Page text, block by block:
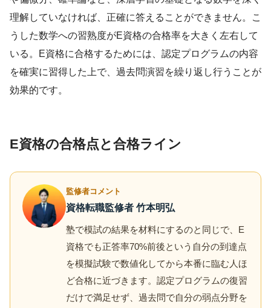
理解していなければ、正確に答えることができません。こ
うした数学への習熟度がE資格の合格率を大きく左右して
いる。E資格に合格するためには、認定プログラムの内容
を確実に習得した上で、過去問演習を繰り返し行うことが
効果的です。
E資格の合格点と合格ライン
監修者コメント
資格転職監修者 竹本明弘
塾で模試の結果を材料にするのと同じで、E
資格でも正答率70%前後という自分の到達点
を模擬試験で数値化してから本番に臨む人ほ
ど合格に近づきます。認定プログラムの復習
だけで満足せず、過去問で自分の弱点分野を